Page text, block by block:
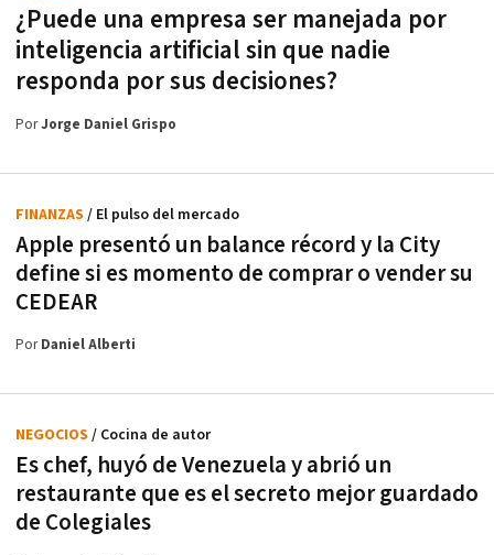
¿Puede una empresa ser manejada por
inteligencia artificial sin que nadie
responda por sus decisiones?
PorJorge Daniel Grispo
Apple presentó un balance récord y la City
define si es momento de comprar o vender su
CEDEAR
FINANZAS / El pulso del mercado
PorDaniel Alberti
Es chef, huyó de Venezuela y abrió un
restaurante que es el secreto mejor guardado
de Colegiales
NEGOCIOS / Cocina de autor